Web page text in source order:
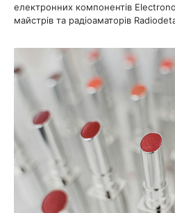
електронних компонентів
майстрів та радіоаматорів